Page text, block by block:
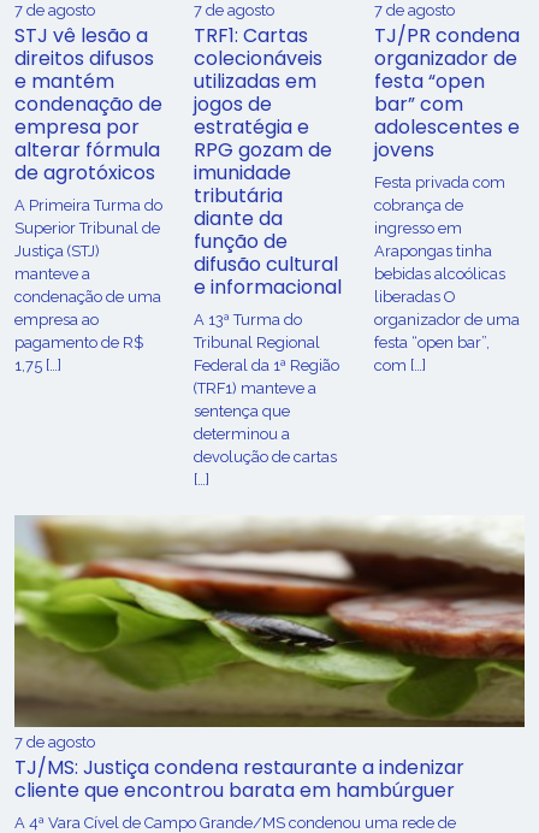
7 de agosto
STJ vê lesão a
direitos difusos
e mantém
condenação de
empresa por
alterar fórmula
de agrotóxicos
​A Primeira Turma do
Superior Tribunal de
Justiça (STJ)
manteve a
condenação de uma
empresa ao
pagamento de R$
1,75 […]
7 de agosto
TRF1: Cartas
colecionáveis
utilizadas em
jogos de
estratégia e
RPG gozam de
imunidade
tributária
diante da
função de
difusão cultural
e informacional
A 13ª Turma do
Tribunal Regional
Federal da 1ª Região
(TRF1) manteve a
sentença que
determinou a
devolução de cartas
[…]
7 de agosto
TJ/PR condena
organizador de
festa “open
bar” com
adolescentes e
jovens
Festa privada com
cobrança de
ingresso em
Arapongas tinha
bebidas alcoólicas
liberadas O
organizador de uma
festa “open bar”,
com […]
7 de agosto
TJ/MS: Justiça condena restaurante a indenizar
cliente que encontrou barata em hambúrguer
A 4ª Vara Cível de Campo Grande/MS condenou uma rede de